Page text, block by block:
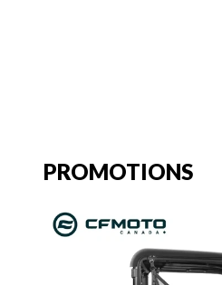
PROMOTIONS